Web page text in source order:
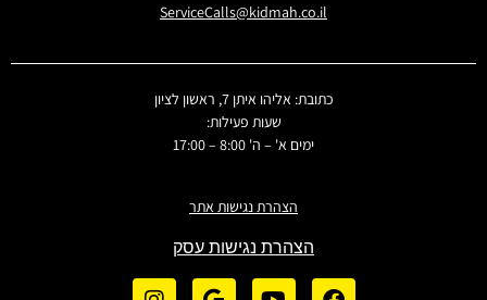
ServiceCalls@kidmah.co.il
כתובת: אליהו איתן 7, ראשון לציון
שעות פעילות:
ימים א' – ה' 8:00 – 17:00
הצהרת נגישות אתר
הצהרת נגישות עסק